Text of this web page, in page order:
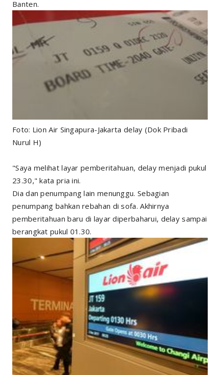
Banten.
Foto: Lion Air Singapura-Jakarta delay (Dok Pribadi
Nurul H)
"Saya melihat layar pemberitahuan, delay menjadi pukul
23.30," kata pria ini.
Dia dan penumpang lain menunggu. Sebagian
penumpang bahkan rebahan di sofa. Akhirnya
pemberitahuan baru di layar diperbaharui, delay sampai
berangkat pukul 01.30.